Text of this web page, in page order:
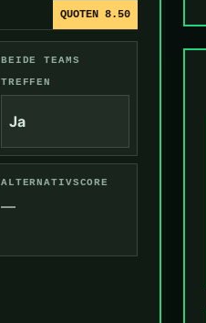
QUOTEN 8.50
BEIDE TEAMS
TREFFEN
Ja
ALTERNATIVSCORE
—